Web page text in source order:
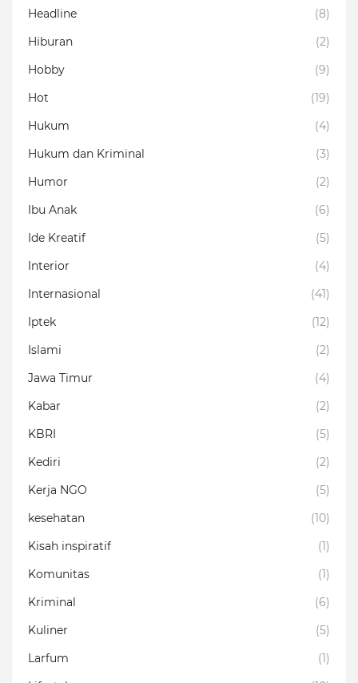
Headline
(8)
Hiburan
(2)
Hobby
(9)
Hot
(19)
Hukum
(4)
Hukum dan Kriminal
(3)
Humor
(2)
Ibu Anak
(6)
Ide Kreatif
(5)
Interior
(4)
Internasional
(41)
Iptek
(12)
Islami
(2)
Jawa Timur
(4)
Kabar
(2)
KBRI
(5)
Kediri
(2)
Kerja NGO
(5)
kesehatan
(10)
Kisah inspiratif
(1)
Komunitas
(1)
Kriminal
(6)
Kuliner
(5)
Larfum
(1)